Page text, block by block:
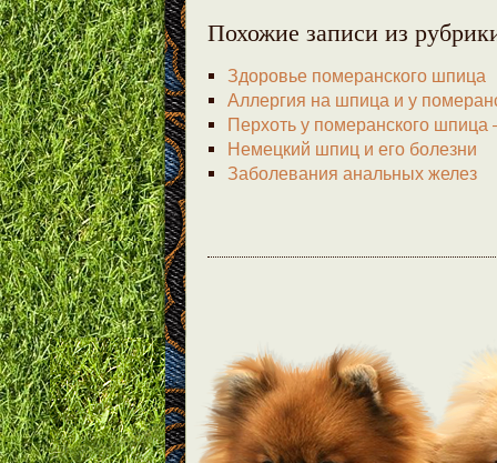
Похожие записи из
Здоровье померанского шпица
Аллергия на шпица и у
Перхоть у померанского
Немецкий шпиц и его болезни
Заболевания анальных желез